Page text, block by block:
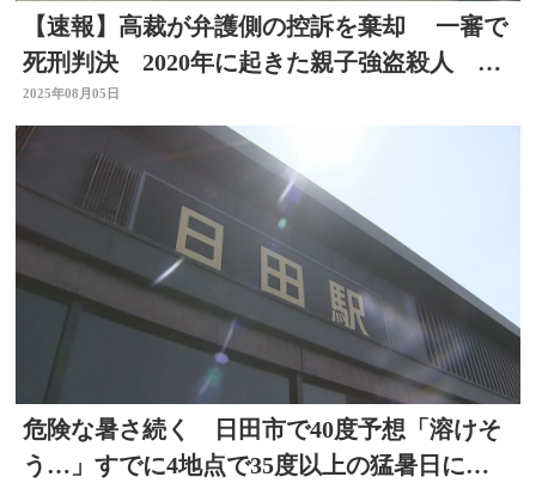
【速報】高裁が弁護側の控訴を棄却 一審で
死刑判決 2020年に起きた親子強盗殺人 大
分
2025年08月05日
危険な暑さ続く 日田市で40度予想「溶けそ
う…」すでに4地点で35度以上の猛暑日に